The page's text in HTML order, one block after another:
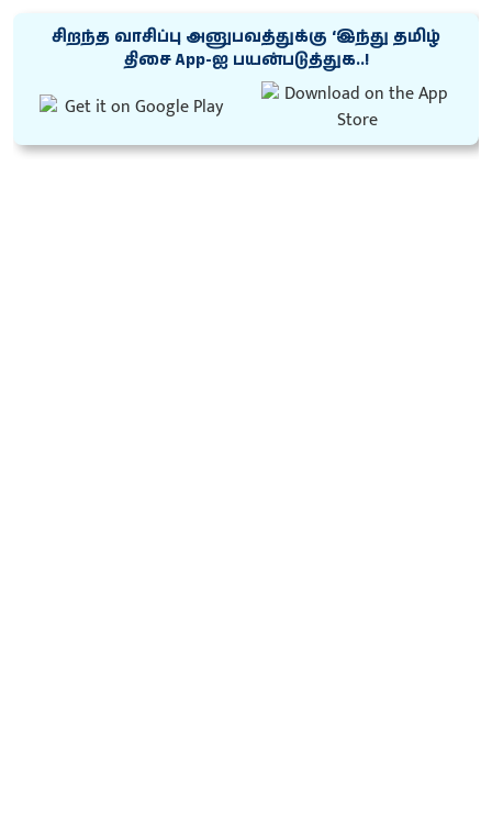
சிறந்த வாசிப்பு அனுபவத்துக்கு ‘இந்து தமிழ்
திசை App-ஐ பயன்படுத்துக..!